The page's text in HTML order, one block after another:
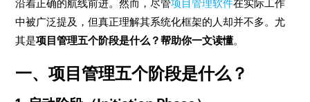
沿着正确的航线前进。然而，尽管项目管理软件在实际工作
中被广泛提及，但真正理解其系统化框架的人却并不多。尤
其是项目管理五个阶段是什么？帮助你一文读懂。
一、项目管理五个阶段是什么？